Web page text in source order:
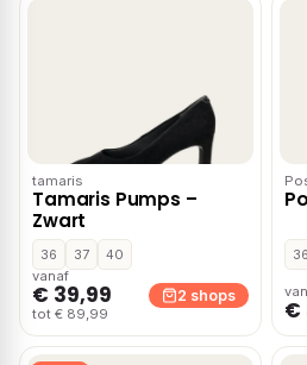
tamaris
Tamaris Pumps –
Zwart
36 37
40
vanaf
€ 39,99
tot € 89,99
2 shops
36
€